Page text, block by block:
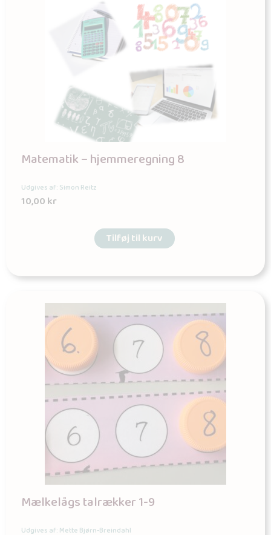
Matematik – hjemmeregning 8
Udgives af: Simon Reitz
10,00kr
Tilføj til kurv
Mælkelågs talrækker 1-9
Udgives af: Mette Bjørn-Breindahl